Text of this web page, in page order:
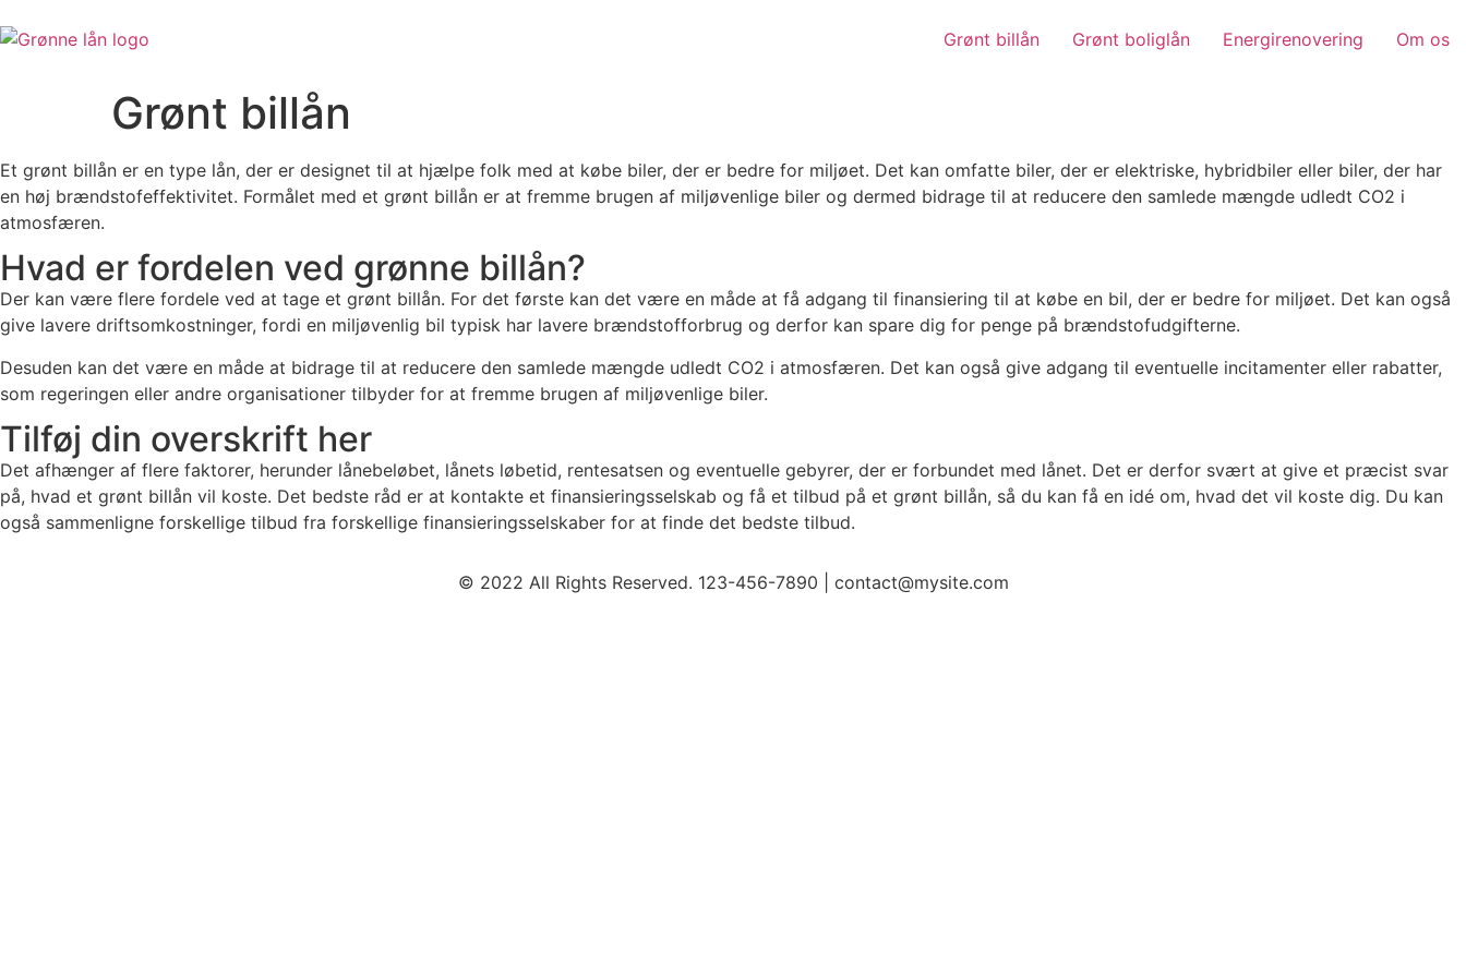
til
Grønt billån Grønt boliglån Energirenovering Om os
Grønt billån
Et grønt billån er en type lån, der er designet til at hjælpe folk med at købe biler, der er bedre for miljøet. Det kan omfatte biler, der er elektriske, hybridbiler eller biler, der har
en høj brændstofeffektivitet. Formålet med et grønt billån er at fremme brugen af miljøvenlige biler og dermed bidrage til at reducere den samlede mængde udledt CO2 i
atmosfæren.
Hvad er fordelen ved grønne billån?
Der kan være flere fordele ved at tage et grønt billån. For det første kan det være en måde at få adgang til finansiering til at købe en bil, der er bedre for miljøet. Det kan også
give lavere driftsomkostninger, fordi en miljøvenlig bil typisk har lavere brændstofforbrug og derfor kan spare dig for penge på brændstofudgifterne.
Desuden kan det være en måde at bidrage til at reducere den samlede mængde udledt CO2 i atmosfæren. Det kan også give adgang til eventuelle incitamenter eller rabatter,
som regeringen eller andre organisationer tilbyder for at fremme brugen af miljøvenlige biler.
Tilføj din overskrift her
Det afhænger af flere faktorer, herunder lånebeløbet, lånets løbetid, rentesatsen og eventuelle gebyrer, der er forbundet med lånet. Det er derfor svært at give et præcist svar
på, hvad et grønt billån vil koste. Det bedste råd er at kontakte et finansieringsselskab og få et tilbud på et grønt billån, så du kan få en idé om, hvad det vil koste dig. Du kan
også sammenligne forskellige tilbud fra forskellige finansieringsselskaber for at finde det bedste tilbud.
© 2022 All Rights Reserved. 123-456-7890 | contact@mysite.com